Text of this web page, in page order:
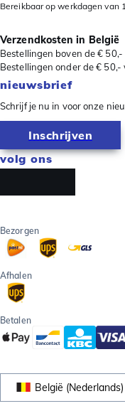
Bereikbaar op werkdagen van
Verzendkosten in België
Bestellingen boven de €
Bestellingen onder de €
nieuwsbrief
Schrijf je nu in voor onze
Inschrijven
volg ons
Bezorgen
Afhalen
Betalen
België (Nederlands)